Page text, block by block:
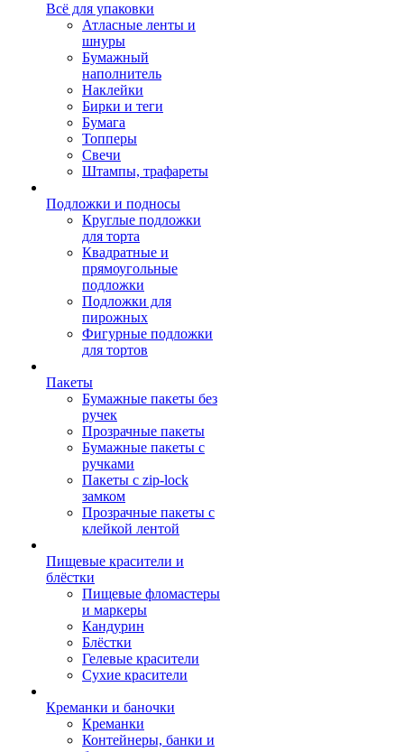
Всё для упаковки
Атласные ленты и
шнуры
Бумажный
наполнитель
Наклейки
Бирки и теги
Бумага
Топперы
Свечи
Штампы, трафареты
Подложки и подносы
Круглые подложки
для торта
Квадратные и
прямоугольные
подложки
Подложки для
пирожных
Фигурные подложки
для тортов
Пакеты
Бумажные пакеты без
ручек
Прозрачные пакеты
Бумажные пакеты с
ручками
Пакеты с zip-lock
замком
Прозрачные пакеты с
клейкой лентой
Пищевые красители и
блёстки
Пищевые фломастеры
и маркеры
Кандурин
Блёстки
Гелевые красители
Сухие красители
Креманки и баночки
Креманки
Контейнеры, банки и